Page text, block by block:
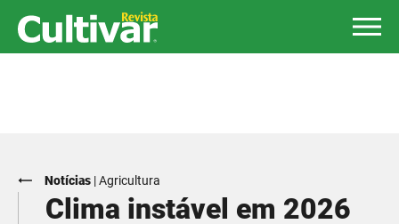
Notícias |Agricultura
Clima instável em 2026